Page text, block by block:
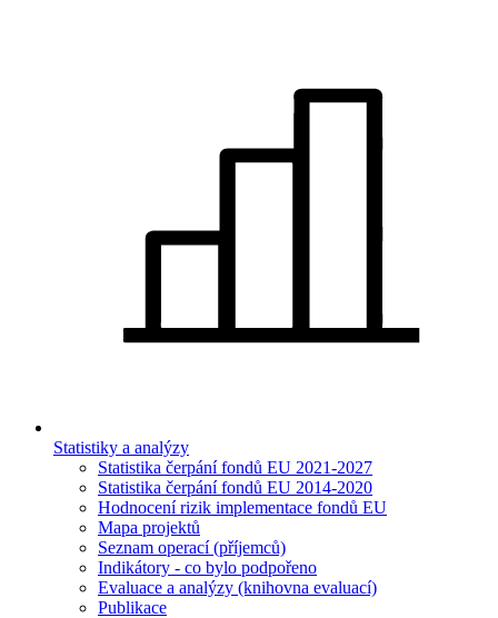
Statistiky a analýzy
Statistika čerpání fondů EU 2021-2027
Statistika čerpání fondů EU 2014-2020
Hodnocení rizik implementace fondů EU
Mapa projektů
Seznam operací (příjemců)
Indikátory - co bylo podpořeno
Evaluace a analýzy (knihovna evaluací)
Publikace